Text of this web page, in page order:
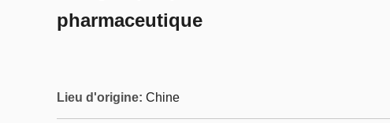
pharmaceutique
Lieu d'origine: Chine